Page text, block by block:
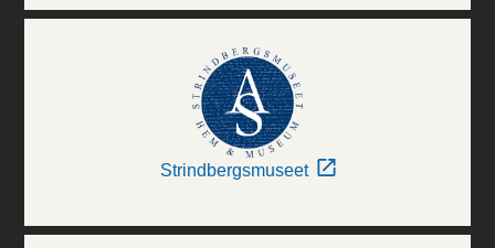
Strindbergsmuseet